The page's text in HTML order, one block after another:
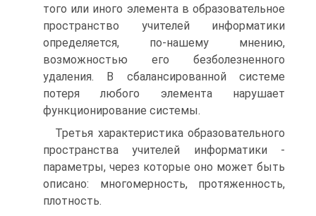
того или иного элемента в образовательное
пространство учителей информатики
определяется, по-нашему мнению,
возможностью его безболезненного
удаления. В сбалансированной системе
потеря любого элемента нарушает
функционирование системы.
Третья характеристика образовательного
пространства учителей информатики -
параметры, через которые оно может быть
описано: многомерность, протяженность,
плотность.